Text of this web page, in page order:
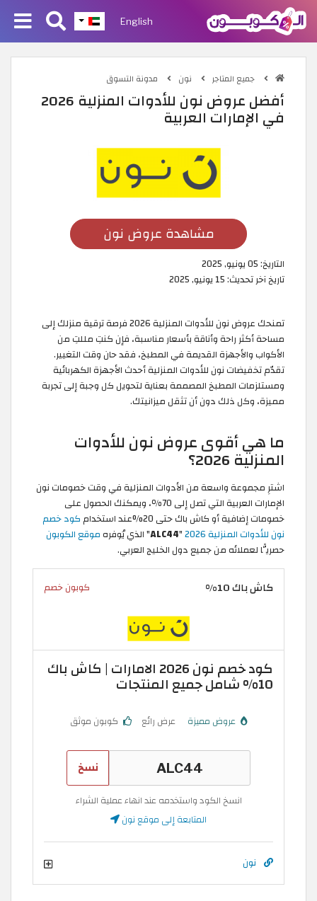
English
جميع المتاجر نون مدونة التسوق
أفضل عروض نون للأدوات المنزلية 2026
في الإمارات العربية
مشاهدة عروض نون
التاريخ:05 يونيو, 2025
تاريخ آخر تحديث:15 يونيو, 2025
تمنحك عروض نون للأدوات المنزلية 2026 فرصة ترقية منزلك إلى
مساحة أكثر راحة وأناقة بأسعار مناسبة، فإن كنتِ مللتِ من
الأكواب والأجهزة القديمة في المطبخ، فقد حان وقت التغيير.
تقدّم تخفيضات نون للأدوات المنزلية أحدث الأجهزة الكهربائية
ومستلزمات المطبخ المصممة بعناية لتحويل كل وجبة إلى تجربة
مميزة، وكل ذلك دون أن تثقل ميزانيتك.
ما هي أقوى عروض نون للأدوات
المنزلية 2026؟
اشترِ مجموعة واسعة من الأدوات المنزلية في وقت خصومات نون
الإمارات العربية التي تصل إلى 70٪، ويمكنك الحصول على
خصومات إضافية أو كاش باك حتى 20%عند استخدام
كود خصم
نون للأدوات المنزلية 2026
"
ALC44" الذي يُوفره موقع الكوبون
حصريًّا لعملائه من جميع دول الخليج العربي.
كاش باك 10% كوبون خصم
كود خصم نون 2026 الامارات | كاش باك
10% شامل جميع المنتجات
عروض مميزة عرض رائع كوبون موثق
نسخ
انسخ الكود واستخدمه عند انهاء عملية الشراء
المتابعة إلى موقع نون
نون